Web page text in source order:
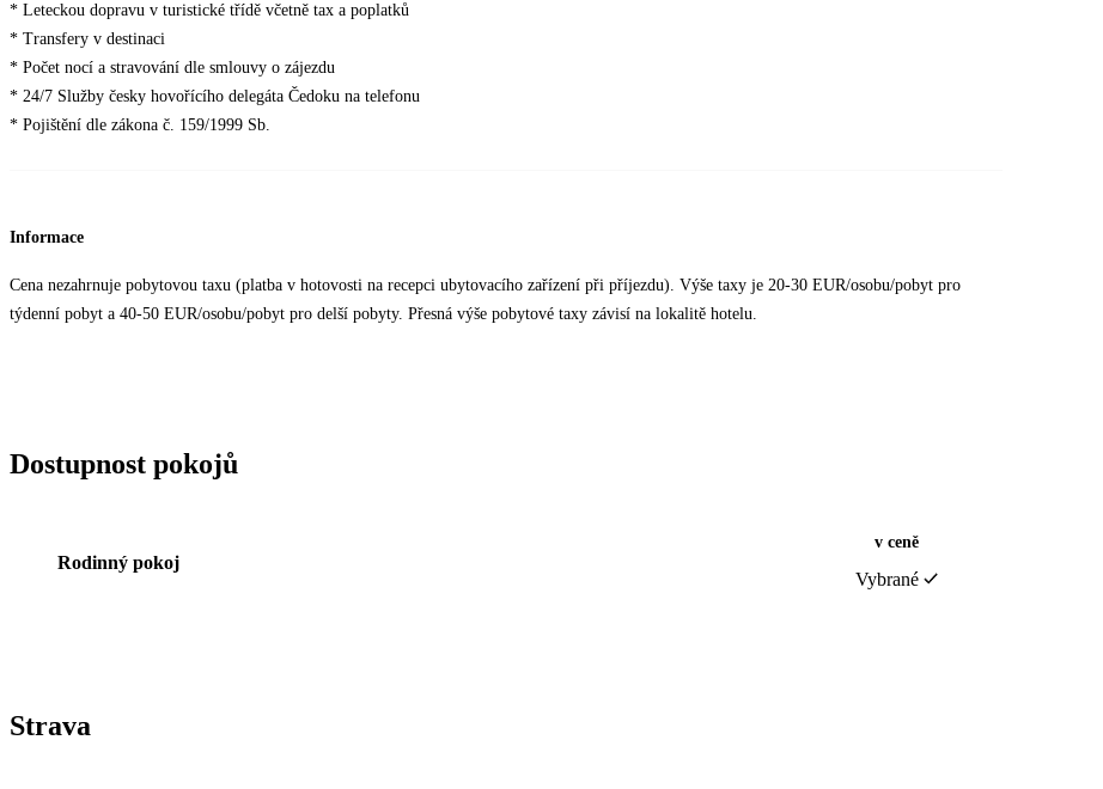
* Leteckou dopravu v turistické třídě včetně tax a poplatků
* Transfery v destinaci
* Počet nocí a stravování dle smlouvy o zájezdu
* 24/7 Služby česky hovořícího delegáta Čedoku na telefonu
* Pojištění dle zákona č. 159/1999 Sb.
Informace
Cena nezahrnuje pobytovou taxu (platba v hotovosti na recepci ubytovacího zařízení při příjezdu). Výše taxy je 20-30 EUR/osobu/pobyt pro
týdenní pobyt a 40-50 EUR/osobu/pobyt pro delší pobyty. Přesná výše pobytové taxy závisí na lokalitě hotelu.
Dostupnost pokojů
Rodinný pokoj
v ceně
Vybrané
Strava